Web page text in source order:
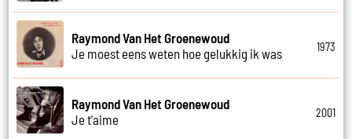
Raymond Van Het Groenewoud
Je moest eens weten hoe gelukkig ik was
1973
Raymond Van Het Groenewoud
Je t'aime
2001